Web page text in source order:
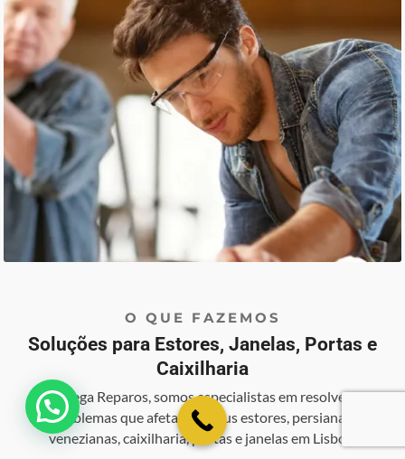
O QUE FAZEMOS
Soluções para Estores, Janelas, Portas e
Caixilharia
Na Mega Reparos, somos especialistas em resolver os
problemas que afetam os seus estores, persianas,
venezianas, caixilharia, portas e janelas em Lisboa.
💬 Como podemos ajudar?